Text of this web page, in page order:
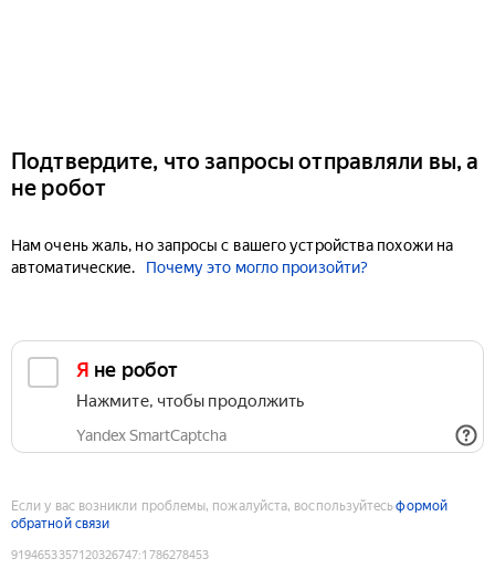
Подтвердите, что запросы отправляли вы, а
не робот
Нам очень жаль, но запросы с вашего устройства похожи на
автоматические.
Почему это могло произойти?
Я не робот
Нажмите, чтобы продолжить
Yandex SmartCaptcha
Если у вас возникли проблемы, пожалуйста, воспользуйтесьформой
обратной связи
9194653357120326747:1786278453